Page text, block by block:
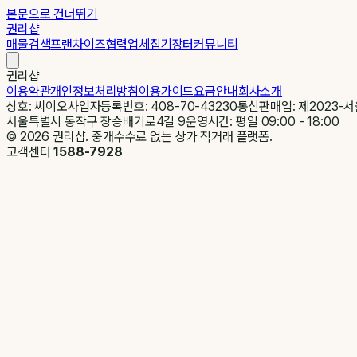
본문으로 건너뛰기
권리샵
매물검색프랜차이즈협력업체집기장터커뮤니티
권리샵
이용약관개인정보처리방침이용가이드요금안내회사소개
상호: 씨이오사업자등록번호: 408-70-43230통신판매업: 제2023-
서울특별시 동작구 장승배기로4길 9운영시간: 평일 09:00 - 18:00
© 2026 권리샵. 중개수수료 없는 상가 직거래 플랫폼.
고객센터1588-7928